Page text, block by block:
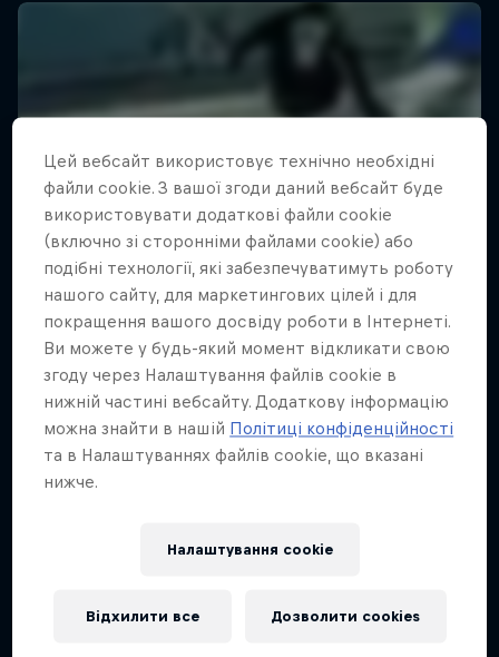
Цей вебсайт використовує технічно необхідні
файли cookie. З вашої згоди даний вебсайт буде
використовувати додаткові файли cookie
(включно зі сторонніми файлами cookie) або
подібні технології, які забезпечуватимуть роботу
нашого сайту, для маркетингових цілей і для
покращення вашого досвіду роботи в Інтернеті.
Ви можете у будь-який момент відкликати свою
згоду через Налаштування файлів cookie в
нижній частині вебсайту. Додаткову інформацію
можна знайти в нашій Політиці конфіденційності
та в Налаштуваннях файлів cookie, що вказані
нижче.
Налаштування cookie
Відхилити все Дозволити cookies